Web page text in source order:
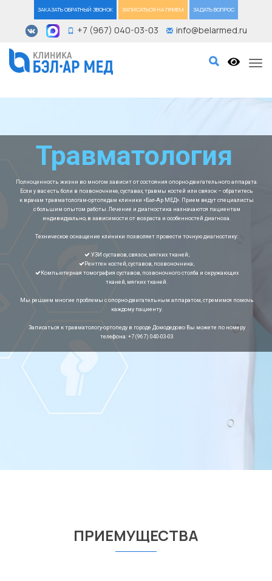
ЗАКАЗАТЬ ОБРАТНЫЙ ЗВОНОК ЗАПИСАТЬСЯ НА ПРИЕМ ЗАДАТЬ ВОПРОС
+7 (967) 040-03-03 info@belarmed.ru
Травматология
Полноценность жизни во многом зависит от состояния опорно-двигательного аппарата.
Если у вас есть боли в позвоночнике, суставах, травмы костей или связок – обратитесь
к врачам травматологам-ортопедам клиники «Бэл-Ар МЕД». Прием ведут специалисты
с большим опытом работы. Лечение и диагностика назначаются пациентам
индивидуально, в зависимости от возраста и особенностей диагноза.
Техническое оснащение клиники позволяет провести точную диагностику:
УЗИ суставов, связок, мягких тканей;
Рентген костей, суставов, позвоночника;
Компьютерная томография суставов, позвоночного столба и окружающих
тканей, мягких тканей.
Мы решаем многие проблемы с опорно-двигательным аппаратом, стремимся помочь
каждому пациенту.
Записаться к травматологу-ортопеду в городе Домодедово Вы можете по номеру
телефона: +7 (967) 040-03-03
ПРИЕМУЩЕСТВА